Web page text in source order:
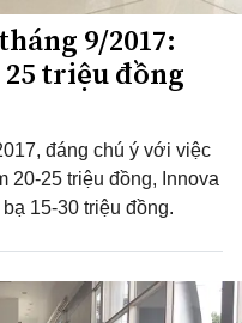
9/2017:
triệu đồng
đáng chú ý với việc
20-25 triệu đồng, Innova
15-30 triệu đồng.